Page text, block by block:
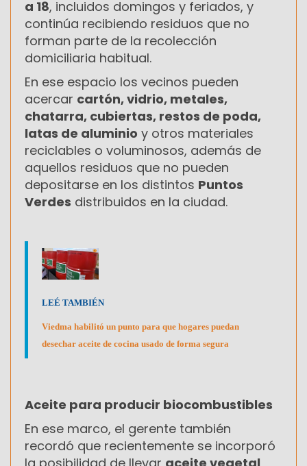
a 18, incluidos domingos y feriados, y
continúa recibiendo residuos que no
forman parte de la recolección
domiciliaria habitual.
En ese espacio los vecinos pueden
acercar cartón, vidrio, metales,
chatarra, cubiertas, restos de poda,
latas de aluminio y otros materiales
reciclables o voluminosos, además de
aquellos residuos que no pueden
depositarse en los distintos Puntos
Verdes distribuidos en la ciudad.
LEÉ TAMBIÉN
Viedma habilitó un punto para que hogares puedan
desechar aceite de cocina usado de forma segura
Aceite para producir biocombustibles
En ese marco, el gerente también
recordó que recientemente se incorporó